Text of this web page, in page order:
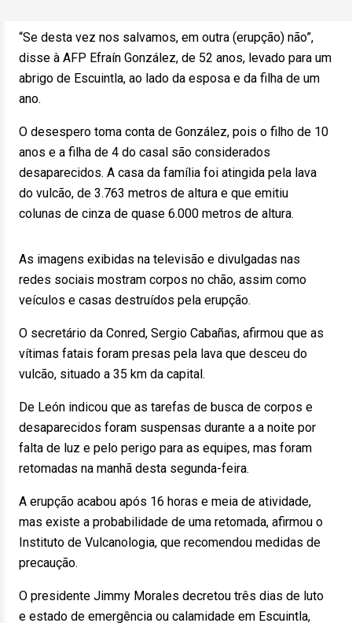
“Se desta vez nos salvamos, em outra (erupção) não”,
disse à AFP Efraín González, de 52 anos, levado para um
abrigo de Escuintla, ao lado da esposa e da filha de um
ano.
O desespero toma conta de González, pois o filho de 10
anos e a filha de 4 do casal são considerados
desaparecidos. A casa da família foi atingida pela lava
do vulcão, de 3.763 metros de altura e que emitiu
colunas de cinza de quase 6.000 metros de altura.
As imagens exibidas na televisão e divulgadas nas
redes sociais mostram corpos no chão, assim como
veículos e casas destruídos pela erupção.
O secretário da Conred, Sergio Cabañas, afirmou que as
vítimas fatais foram presas pela lava que desceu do
vulcão, situado a 35 km da capital.
De León indicou que as tarefas de busca de corpos e
desaparecidos foram suspensas durante a a noite por
falta de luz e pelo perigo para as equipes, mas foram
retomadas na manhã desta segunda-feira.
A erupção acabou após 16 horas e meia de atividade,
mas existe a probabilidade de uma retomada, afirmou o
Instituto de Vulcanologia, que recomendou medidas de
precaução.
O presidente Jimmy Morales decretou três dias de luto
e estado de emergência ou calamidade em Escuintla,